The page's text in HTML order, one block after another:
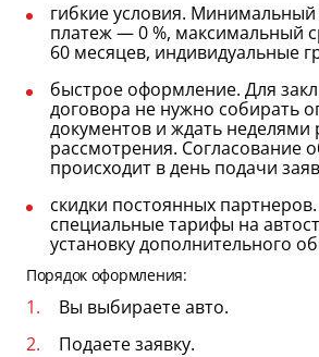
гибкие условия.
платеж — 0 %, максимальный
60 месяцев, индивидуальные
быстрое оформление. Для
договора не нужно собирать
документов и ждать неделями
рассмотрения. Согласование
происходит в день подачи
скидки постоянных
специальные тарифы на
установку дополнительного
Порядок оформления:
Вы выбираете авто.
Подаете заявку.